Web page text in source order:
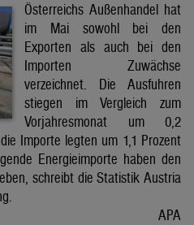
Österreichs Außenhandel hat
im Mai sowohl bei den
Exporten als auch bei den
Importen Zuwächse
verzeichnet. Die Ausfuhren
stiegen im Vergleich zum
Vorjahresmonat um 0,2
Importe legten um 1,1 Prozent
Energieimporte haben den
schreibt die Statistik Austria
APA